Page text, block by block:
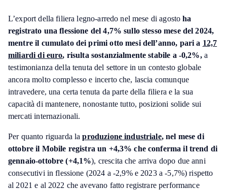
L’export della filiera legno-arredo nel mese di agostoha
registrato una flessione del 4,7% sullo stesso mese del 2024,
mentre il cumulato dei primi otto mesi dell’anno, pari a 12,7
miliardi di euro, risulta sostanzialmente stabile a -0,2%,a
testimonianza della tenuta del settore in un contesto globale
ancora molto complesso e incerto che, lascia comunque
intravedere, una certa tenuta da parte della filiera e la sua
capacità di mantenere, nonostante tutto, posizioni solide sui
mercati internazionali.
Per quanto riguarda laproduzione industriale, nel mese di
ottobre il Mobile registra un +4,3% che conferma il trend di
gennaio-ottobre (+4,1%), crescita che arriva dopo due anni
consecutivi in flessione (2024 a -2,9% e 2023 a -5,7%) rispetto
al 2021 e al 2022 che avevano fatto registrare performance